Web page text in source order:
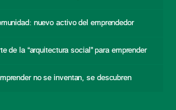
nuevo activo del emprendedor
de la “arquitectura social” para emprender
no se inventan, se descubren